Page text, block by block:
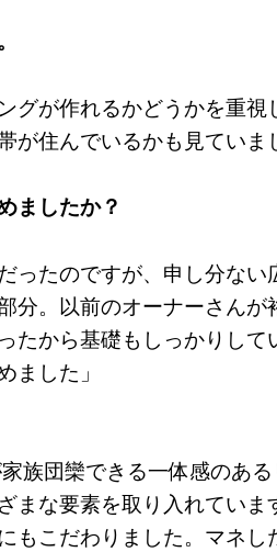
グが作れるかどうかを重視
住んでいるかも見ていま
ましたか？
ったのですが、申し分ない
分。以前のオーナーさんが
たから基礎もしっかりして
ました」
族団欒できる一体感のあ
な要素を取り入れていま
もこだわりました。マネし